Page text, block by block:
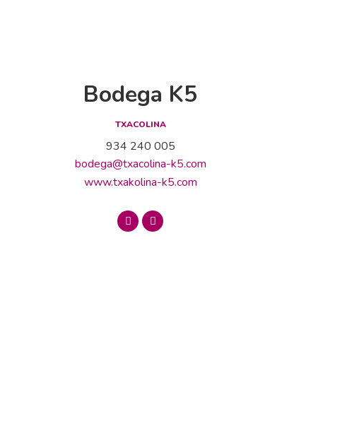
Bodega K5
TXACOLINA
934 240 005
bodega@txacolina-k5.com
www.txakolina-k5.com